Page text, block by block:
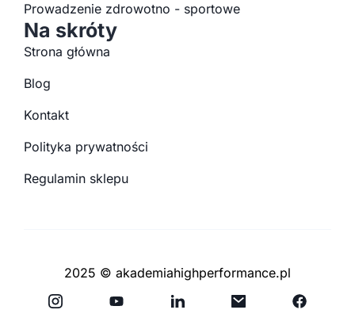
Prowadzenie zdrowotno - sportowe
Na skróty
Strona główna
Blog
Kontakt
Polityka prywatności
Regulamin sklepu
2025 © akademiahighperformance.pl
o
a